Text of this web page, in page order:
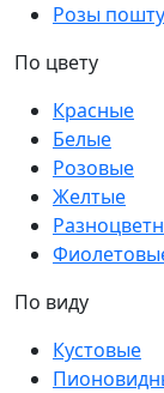
Розы
По цвету
Красные
Белые
Розовые
Желтые
По виду
Кустовые